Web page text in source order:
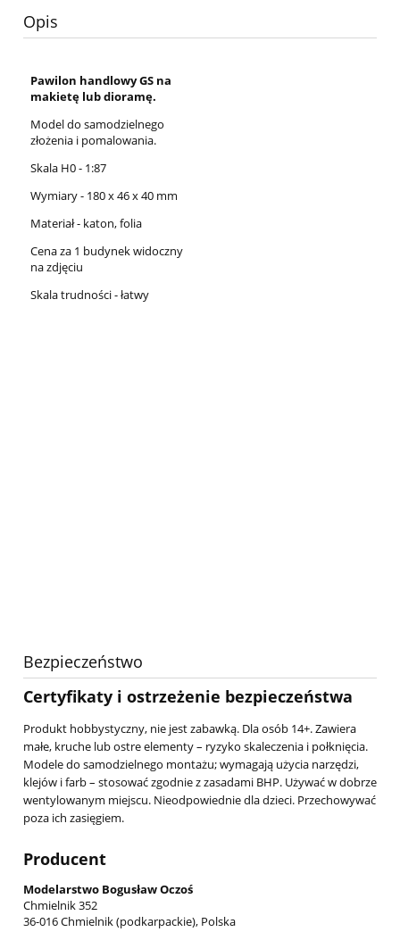
Opis
Pawilon handlowy GS na
makietę lub dioramę.
Model do samodzielnego
złożenia i pomalowania.
Skala H0 - 1:87
Wymiary - 180 x 46 x 40 mm
Materiał - katon, folia
Cena za 1 budynek widoczny
na zdjęciu
Skala trudności - łatwy
Bezpieczeństwo
Certyfikaty i ostrzeżenie bezpieczeństwa
Produkt hobbystyczny, nie jest zabawką. Dla osób 14+. Zawiera
małe, kruche lub ostre elementy – ryzyko skaleczenia i połknięcia.
Modele do samodzielnego montażu; wymagają użycia narzędzi,
klejów i farb – stosować zgodnie z zasadami BHP. Używać w dobrze
wentylowanym miejscu. Nieodpowiednie dla dzieci. Przechowywać
poza ich zasięgiem.
Producent
Modelarstwo Bogusław Oczoś
Chmielnik 352
36-016 Chmielnik (podkarpackie), Polska